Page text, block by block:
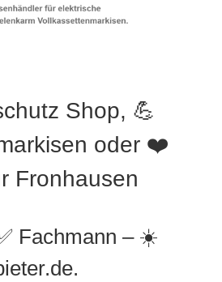
Shop, 💪
oder ❤️
Fronhausen
Fachmann – ☀️